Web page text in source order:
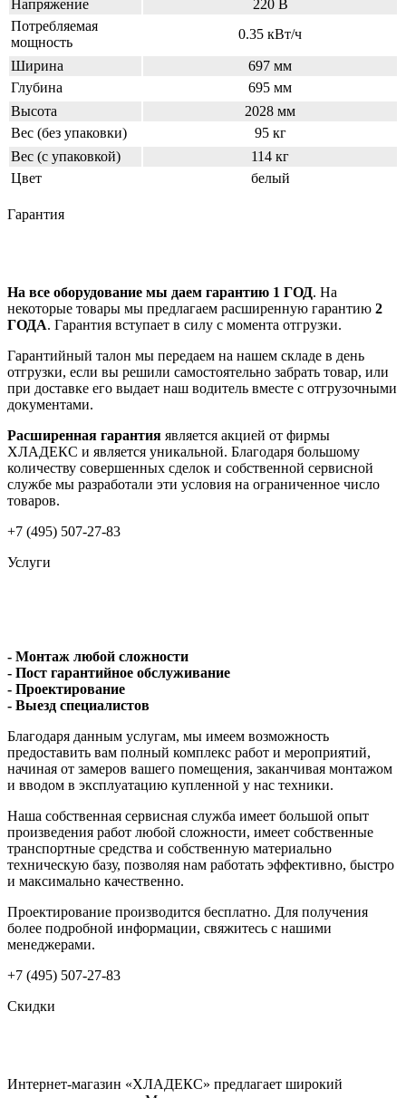
Напряжение
220 В
Потребляемая
мощность
0.35 кВт/ч
Ширина
697 мм
Глубина
695 мм
Высота
2028 мм
Вес (без упаковки)
95 кг
Вес (с упаковкой)
114 кг
Цвет
белый
Гарантия
На все оборудование мы даем гарантию 1 ГОД. На
некоторые товары мы предлагаем расширенную гарантию 2
ГОДА. Гарантия вступает в силу с момента отгрузки.
Гарантийный талон мы передаем на нашем складе в день
отгрузки, если вы решили самостоятельно забрать товар, или
при доставке его выдает наш водитель вместе с отгрузочными
документами.
Расширенная гарантия является акцией от фирмы
ХЛАДЕКС и является уникальной. Благодаря большому
количеству совершенных сделок и собственной сервисной
службе мы разработали эти условия на ограниченное число
товаров.
+7 (495) 507-27-83
Услуги
- Монтаж любой сложности
- Пост гарантийное обслуживание
- Проектирование
- Выезд специалистов
Благодаря данным услугам, мы имеем возможность
предоставить вам полный комплекс работ и мероприятий,
начиная от замеров вашего помещения, заканчивая монтажом
и вводом в эксплуатацию купленной у нас техники.
Наша собственная сервисная служба имеет большой опыт
произведения работ любой сложности, имеет собственные
транспортные средства и собственную материально
техническую базу, позволяя нам работать эффективно, быстро
и максимально качественно.
Проектирование производится бесплатно. Для получения
более подробной информации, свяжитесь с нашими
менеджерами.
+7 (495) 507-27-83
Скидки
Интернет-магазин «ХЛАДЕКС» предлагает широкий